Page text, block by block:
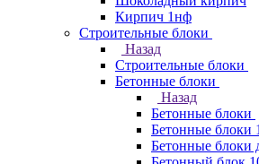
Кирпич 1нф
Строительные блоки
Назад
Строительные блоки
Бетонные блоки
Назад
Бетонные блоки
Бетонные блоки
Бетонные блоки